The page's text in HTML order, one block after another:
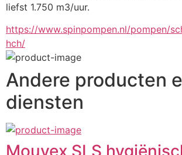
liefst 1.750 m3/uur.
https://www.spinpompen.nl/pompen/
hch/
Andere producten
diensten